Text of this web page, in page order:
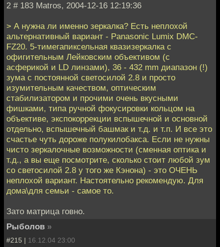
2 # 183 Matros, 2004-12-16 12:19:36
> А нужна ли именно зеркалка? Есть неплохой
альтернативный вариант - Panasonic Lumix DMC-
FZ20. 5-тимегапиксельная квазизеркалка с
офигительным Лейковским объективом (с
асферикой и LD линзами), 36 - 432 mm диапазон (!)
зума с постоянной светосилой 2.8 и просто
изумительным качеством, оптическим
стабилизатором и прочими очень вкусными
фишками, типа ручной фокусировки кольцом на
объективе, экспокоррекции вспышечной и основной
отдельно, вспышечный башмак и т.д. и т.п. И все это
счастье чуть дороже полукилобакса. Если не нужны
чисто зеркалочные возможности (сменная оптика и
т.д., а вы еще посмотрите, сколько стоит любой зум
со светосилой 2.8 у того же Кэнона) - это ОЧЕНЬ
неплохой вариант. Настоятельно рекомендую. Для
дома\для семьи - самое то.
Зато матрица говно.
Рыболов »
#215 | 16.12.04 23:00